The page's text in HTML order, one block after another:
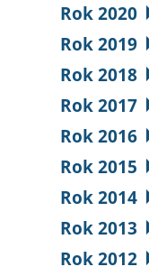
Rok 2020
Rok 2019
Rok 2018
Rok 2017
Rok 2016
Rok 2015
Rok 2014
Rok 2013
Rok 2012